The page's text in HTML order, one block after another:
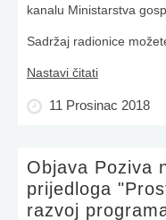
kanalu Ministarstva
Sadržaj radionice
Nastavi čitati
11 Prosinac 2018
Objava Poziva
prijedloga
razvoj